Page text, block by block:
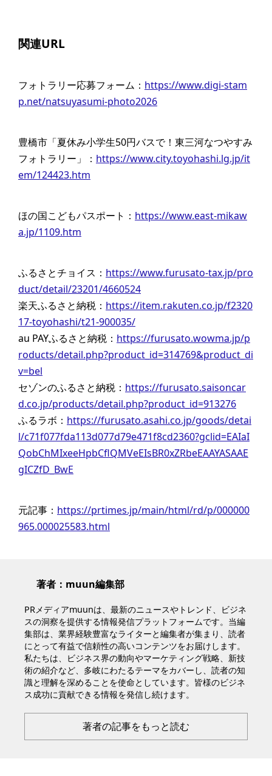
関連URL
フォトラリー応募フォーム： https://www.digi-stam
p.net/natsuyasumi-photo2026
豊橋市「夏休み小学生50円バスで！東三河なつやすみ
フォトラリー」： https://www.city.toyohashi.lg.jp/it
em/124423.htm
ほの国こどもパスポート： https://www.east-mikaw
a.jp/1109.htm
ふるさとチョイス： https://www.furusato-tax.jp/pro
duct/detail/23201/4660524
楽天ふるさと納税： https://item.rakuten.co.jp/f2320
17-toyohashi/t21-900035/
au PAYふるさと納税： https://furusato.wowma.jp/p
roducts/detail.php?product_id=314769&product_di
v=bel
セゾンのふるさと納税： https://furusato.saisoncar
d.co.jp/products/detail.php?product_id=913276
ふるラボ： https://furusato.asahi.co.jp/goods/detai
l/c71f077fda113d077d79e471f8cd2360?gclid=EAIaI
QobChMIxeeHpbCflQMVeEIsBR0xZRbeEAAYASAAE
gICZfD_BwE
元記事： https://prtimes.jp/main/html/rd/p/000000
965.000025583.html
著者：muun編集部
PRメディアmuunは、最新のニュースやトレンド、ビジネ
スの洞察を提供する情報発信プラットフォームです。当編
集部は、業界経験豊富なライターと編集者が集まり、読者
にとって有益で信頼性の高いコンテンツをお届けします。
私たちは、ビジネス界の動向やマーケティング戦略、新技
術の紹介など、多岐にわたるテーマをカバーし、読者の知
識と理解を深めることを使命としています。皆様のビジネ
ス成功に貢献できる情報を発信し続けます。
著者の記事をもっと読む